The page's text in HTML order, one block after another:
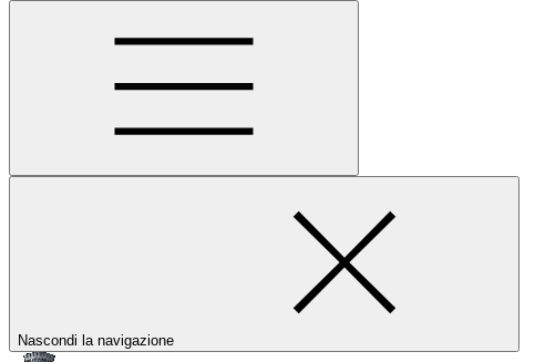
Nascondi la navigazione